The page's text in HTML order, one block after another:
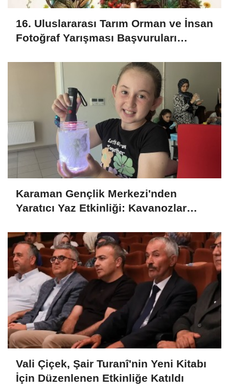
16. Uluslararası Tarım Orman ve İnsan
Fotoğraf Yarışması Başvuruları
Karaman Gençlik Merkezi'nden
Yaratıcı Yaz Etkinliği: Kavanozlar
Vali Çiçek, Şair Turanî'nin Yeni Kitabı
İçin Düzenlenen Etkinliğe Katıldı